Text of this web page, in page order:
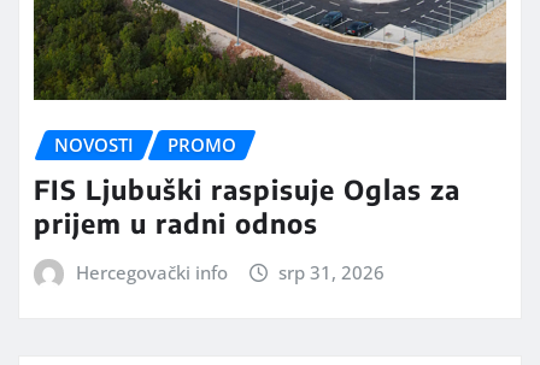
NOVOSTI PROMO
FIS Ljubuški raspisuje Oglas za
prijem u radni odnos
Hercegovački info srp 31, 2026